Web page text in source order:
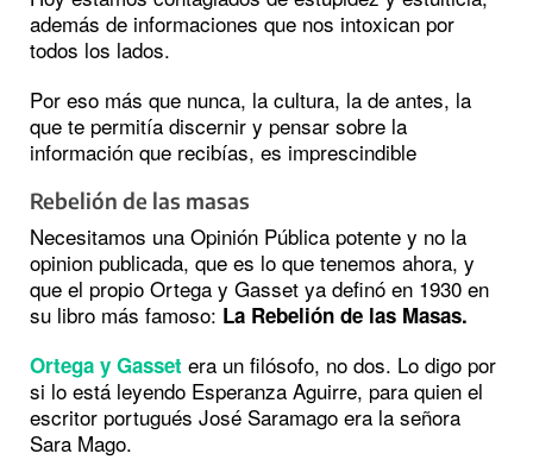
además de informaciones que nos intoxican por
todos los lados.
Por eso más que nunca, la cultura, la de antes, la
que te permitía discernir y pensar sobre la
información que recibías, es imprescindible
Rebelión de las masas
Necesitamos una Opinión Pública potente y no la
opinion publicada, que es lo que tenemos ahora, y
que el propio Ortega y Gasset ya definó en 1930 en
su libro más famoso: La Rebelión de las Masas.
Ortega y Gasset era un filósofo, no dos. Lo digo por
si lo está leyendo Esperanza Aguirre, para quien el
escritor portugués José Saramago era la señora
Sara Mago.